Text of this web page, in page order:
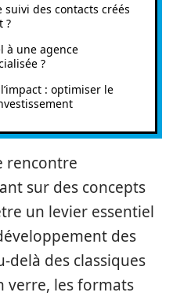
des contacts créés
?
à une agence
?
: optimiser le
rencontre
sur des concepts
un levier essentiel
des
delà des classiques
verre, les formats